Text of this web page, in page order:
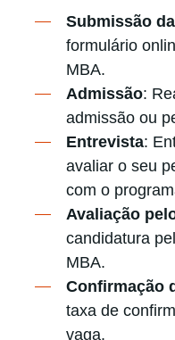
Submissão
formulário
MBA.
Admissão:
admissão ou
Entrevista:
avaliar o seu
com o
Avaliação
candidatura
MBA.
Confirmação
taxa de
vaga.